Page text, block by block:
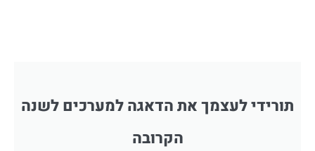
תורידי לעצמך את הדאגה למערכים לשנה
הקרובה